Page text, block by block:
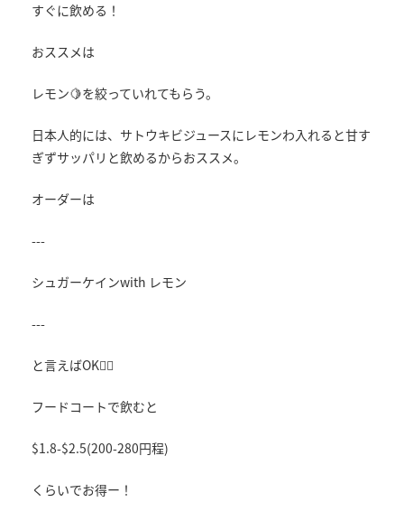
すぐに飲める！
おススメは
レモン🍋を絞っていれてもらう。
日本人的には、サトウキビジュースにレモンわ入れると甘す
ぎずサッパリと飲めるからおススメ。
オーダーは
---
シュガーケインwith レモン
---
と言えばOK🙆‍♀️
フードコートで飲むと
$1.8-$2.5(200-280円程)
くらいでお得ー！